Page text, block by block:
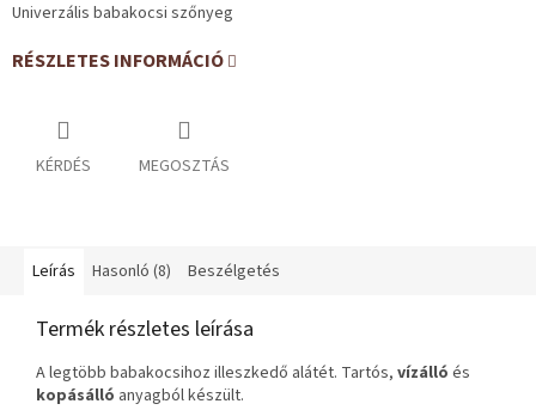
Univerzális babakocsi szőnyeg
RÉSZLETES INFORMÁCIÓ
KÉRDÉS MEGOSZTÁS
Leírás Hasonló (8) Beszélgetés
Termék részletes leírása
A legtöbb babakocsihoz illeszkedő alátét. Tartós, vízálló és
kopásálló anyagból készült.